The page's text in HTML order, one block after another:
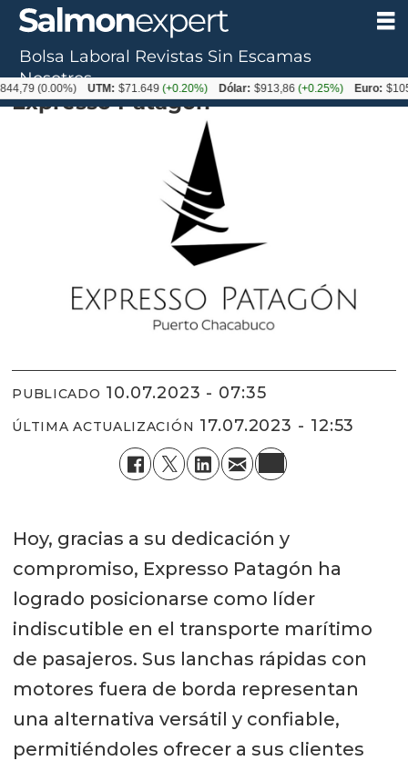
Proveedor ESA Aysén 2023
Expresso Patagón
PUBLICADO 10.07.2023 - 07:35
ÚLTIMA ACTUALIZACIÓN 17.07.2023 - 12:53
Hoy, gracias a su dedicación y
compromiso, Expresso Patagón ha
logrado posicionarse como líder
indiscutible en el transporte marítimo
de pasajeros. Sus lanchas rápidas con
motores fuera de borda representan
una alternativa versátil y confiable,
permitiéndoles ofrecer a sus clientes
Bolsa Laboral Revistas Sin Escamas
Nosotros
(0.00%) UTM: $71.649(+0.20%) Dólar: $913,86(+0.25%) Euro: